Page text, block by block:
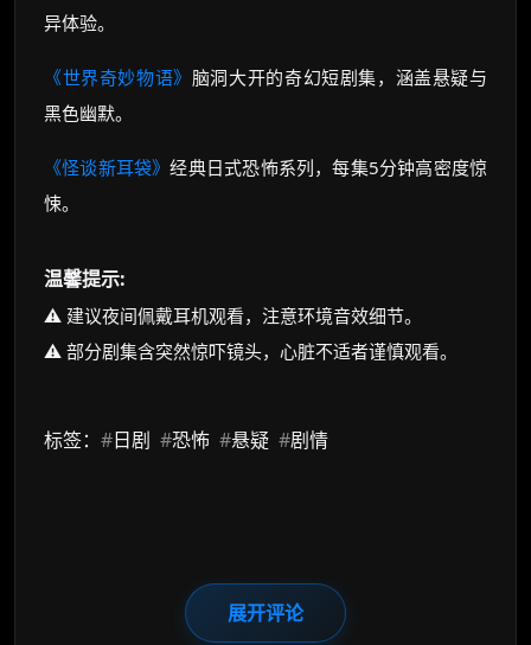
异体验。
《世界奇妙物语》 脑洞大开的奇幻短剧集，涵盖悬疑与
黑色幽默。
《怪谈新耳袋》经典日式恐怖系列，每集5分钟高密度惊
悚。
温馨提示:
⚠️ 建议夜间佩戴耳机观看，注意环境音效细节。
⚠️ 部分剧集含突然惊吓镜头，心脏不适者谨慎观看。
标签： #日剧 #恐怖 #悬疑 #剧情
展开评论